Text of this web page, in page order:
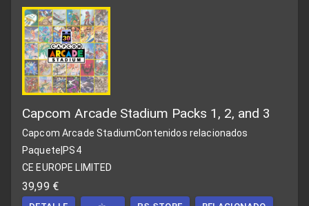
Capcom Arcade Stadium Packs 1, 2, and 3
Capcom Arcade StadiumContenidos relacionados
Paquete PS4
CE EUROPE LIMITED
39,99 €